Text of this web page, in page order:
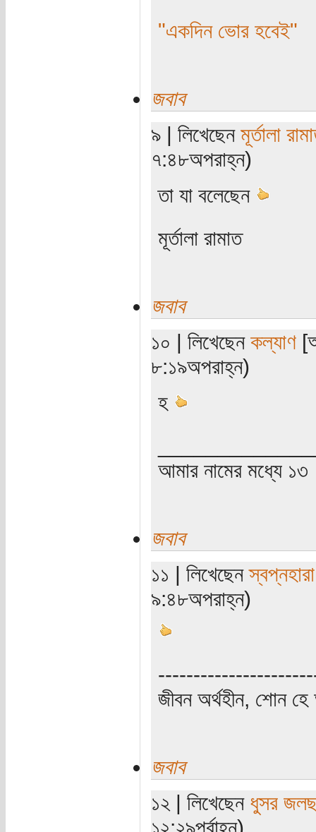
"একদিন ভোর হবেই"
জবাব
৯ | লিখেছেন মূর্তালা
৭:৪৮অপরাহ্ন)
তা যা বলেছেন
মূর্তালা রামাত
জবাব
১০ | লিখেছেন কল্যাণ
৮:১৯অপরাহ্ন)
হ
আমার নামের মধ্যে ১৩
জবাব
১১ | লিখেছেনস্বপ্নহারা
৯:৪৮অপরাহ্ন)
জীবন অর্থহীন, শোন হে
জবাব
১২ | লিখেছেন ধুসর
১২:২৯পূর্বাহ্ন)